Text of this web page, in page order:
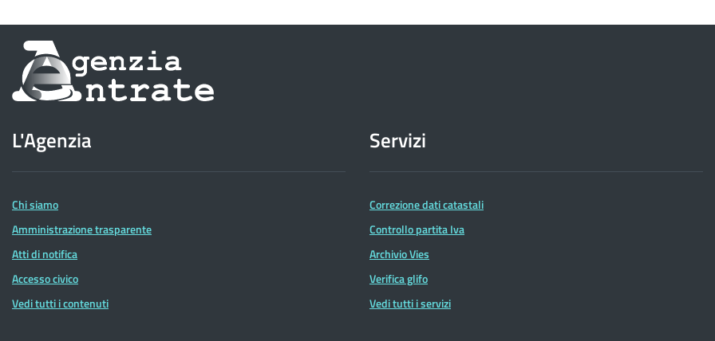
Informazioni
sul
dell'Agenzia
delle
Entrate
L'Agenzia
Chi siamo
Amministrazione trasparente
Atti di notifica
Accesso civico
Vedi tutti i contenuti
Servizi
Correzione dati catastali
Controllo partita Iva
Archivio Vies
Verifica glifo
Vedi tutti i servizi